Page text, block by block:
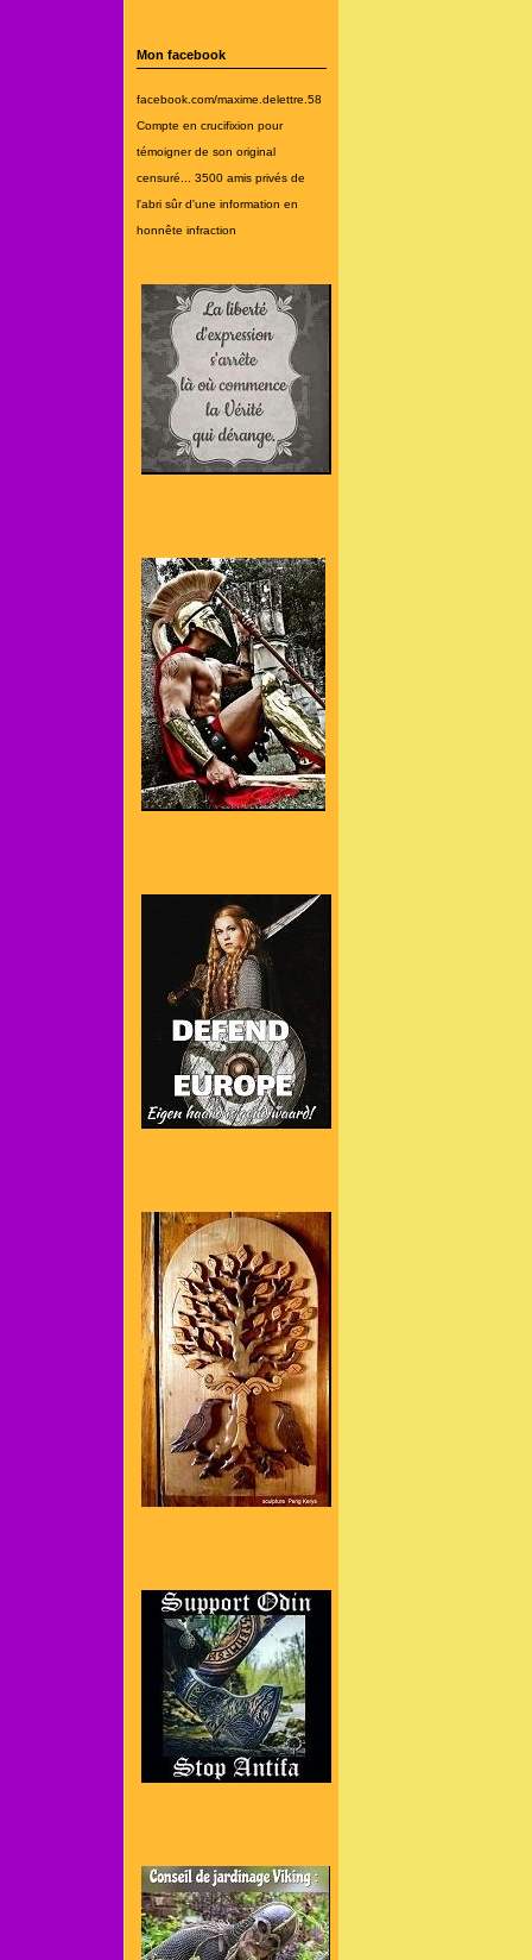
Mon facebook
facebook.com/maxime.delettre.58
Compte en crucifixion pour
témoigner de son original
censuré... 3500 amis privés de
l'abri sûr d'une information en
honnête infraction